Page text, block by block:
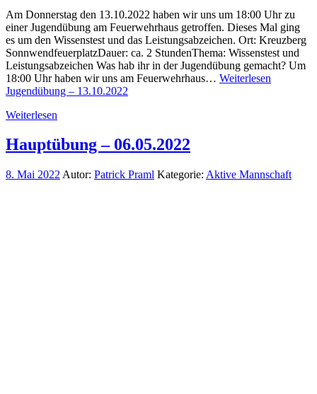
Am Donnerstag den 13.10.2022 haben wir uns um 18:00 Uhr zu
einer Jugendübung am Feuerwehrhaus getroffen. Dieses Mal ging
es um den Wissenstest und das Leistungsabzeichen. Ort: Kreuzberg
SonnwendfeuerplatzDauer: ca. 2 StundenThema: Wissenstest und
Leistungsabzeichen Was hab ihr in der Jugendübung gemacht? Um
18:00 Uhr haben wir uns am Feuerwehrhaus… Weiterlesen
Jugendübung – 13.10.2022
Weiterlesen
Hauptübung – 06.05.2022
8. Mai 2022 Autor: Patrick Praml Kategorie: Aktive Mannschaft